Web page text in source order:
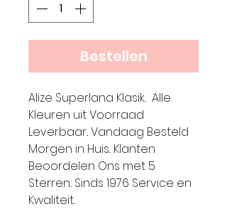
Bestellen
Alize Superlana Klasik.. Alle
Kleuren uit Voorraad
Leverbaar.. Vandaag Besteld
Morgen in Huis.. Klanten
Beoordelen Ons met 5
Sterren.. Sinds 1976 Service en
Kwaliteit..